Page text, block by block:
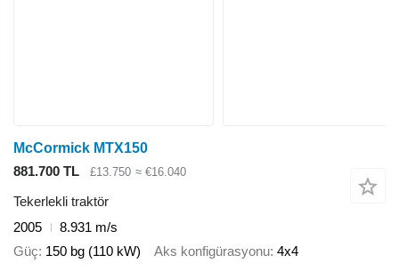
McCormick MTX150
881.700 TL
£13.750 ≈ €16.040
Tekerlekli traktör
2005
8.931 m/s
Güç 150 bg (110 kW) Aks konfigürasyonu 4x4